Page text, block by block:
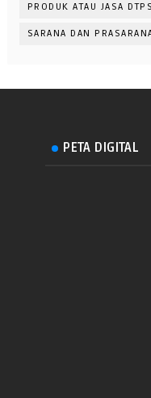
PRODUK ATAU JASA
SARANA DAN
PETA DIGITAL